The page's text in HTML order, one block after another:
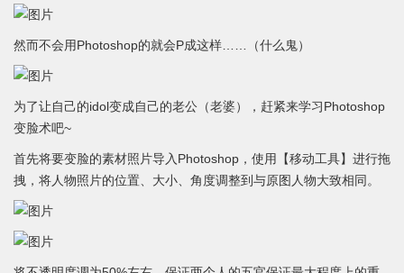
然而不会用Photoshop的就会P成这样……（什么鬼）
为了让自己的idol变成自己的老公（老婆），赶紧来学习Photoshop
变脸术吧~
首先将要变脸的素材照片导入Photoshop，使用【移动工具】进行拖
拽，将人物照片的位置、大小、角度调整到与原图人物大致相同。